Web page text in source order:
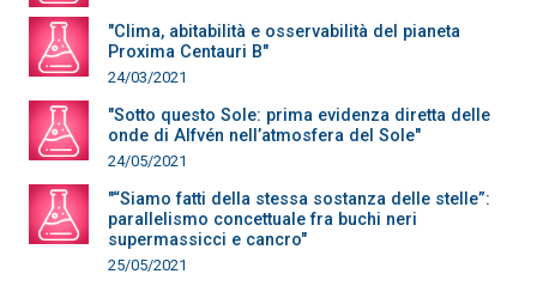
"Clima, abitabilità e osservabilità del pianeta
Proxima Centauri B"
24/03/2021
"Sotto questo Sole: prima evidenza diretta delle
onde di Alfvén nell’atmosfera del Sole"
24/05/2021
"“Siamo fatti della stessa sostanza delle stelle”:
parallelismo concettuale fra buchi neri
supermassicci e cancro"
25/05/2021